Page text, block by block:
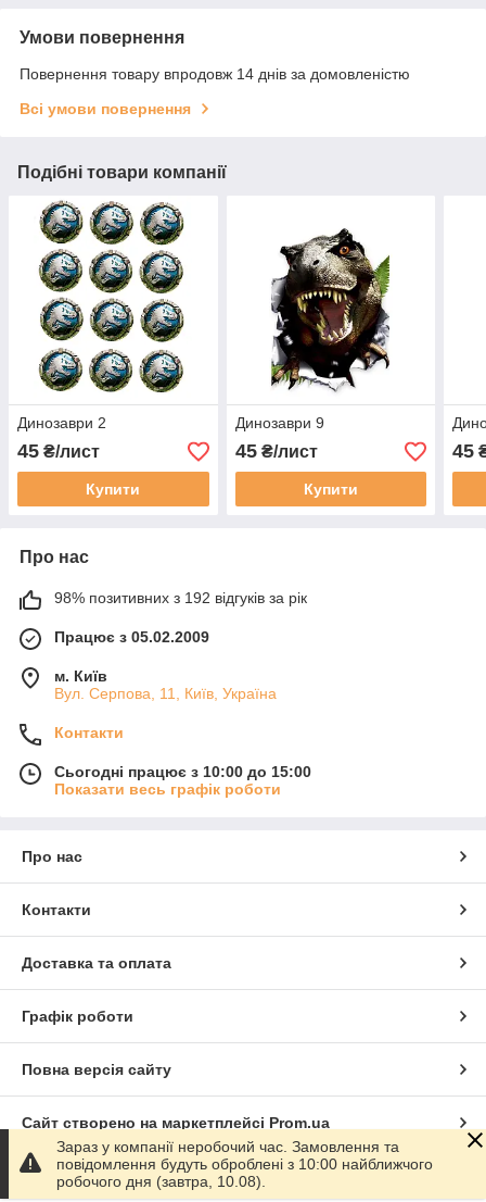
Умови повернення
Повернення товару впродовж 14 днів за домовленістю
Всі умови повернення
Подібні товари компанії
Динозаври 2
45 ₴/лист
Купити
Динозаври 9
45₴/лист
Купити
45
Про нас
98% позитивних з 192 відгуків за рік
Працює з 05.02.2009
м. Київ
Вул. Серпова, 11, Київ, Україна
Контакти
Сьогодні працює з 10:00 до 15:00
Показати весь графік роботи
Про нас
Контакти
Доставка та оплата
Графік роботи
Повна версія сайту
Сайт створено на маркетплейсі Prom.ua
Політика конфіденційності
Зараз у компанії неробочий час. Замовлення та
повідомлення будуть оброблені з 10:00 найближчого
робочого дня (завтра, 10.08).